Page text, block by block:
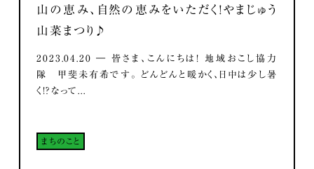
山の恵み、自然の恵みをいただく！やまじゅう
山菜まつり♪
2023.04.20 ― 皆さま、こんにちは！ 地域おこし協力
隊 甲斐未有希です。 どんどんと暖かく、日中は少し暑
く！？なって...
まちのこと